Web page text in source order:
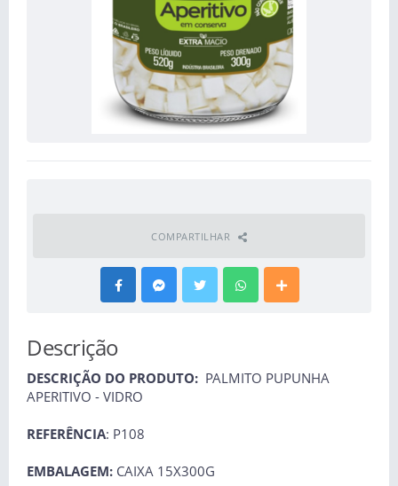
COMPARTILHAR
Descrição
DESCRIÇÃO DO PRODUTO: PALMITO PUPUNHA
APERITIVO - VIDRO
REFERÊNCIA: P108
EMBALAGEM: CAIXA 15X300G